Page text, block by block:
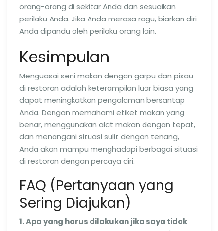
orang-orang di sekitar Anda dan sesuaikan
perilaku Anda. Jika Anda merasa ragu, biarkan diri
Anda dipandu oleh perilaku orang lain.
Kesimpulan
Menguasai seni makan dengan garpu dan pisau
di restoran adalah keterampilan luar biasa yang
dapat meningkatkan pengalaman bersantap
Anda. Dengan memahami etiket makan yang
benar, menggunakan alat makan dengan tepat,
dan menangani situasi sulit dengan tenang,
Anda akan mampu menghadapi berbagai situasi
di restoran dengan percaya diri.
FAQ (Pertanyaan yang
Sering Diajukan)
1. Apa yang harus dilakukan jika saya tidak